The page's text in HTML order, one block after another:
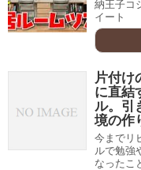
納王子コ
イート
片付け
に直結
ル。引
境の作
今までリ
ルで勉強
なったこ